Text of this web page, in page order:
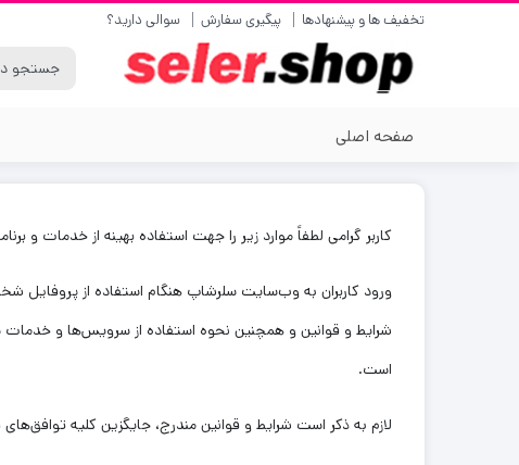
تخفیف ها و پیشنهادها پیگیری سفارش سوالی دارید؟
صفحه اصلی
کاربر گرامی لطفاً موارد زیر را جهت استفاده بهینه از خدمات و
ورود کاربران به وب‏‌سایت سلرشاپ هنگام استفاده از
شرایط و قوانین و همچنین نحوه استفاده از سرویس‌‏ها و
است.
لازم به ذکر است شرایط و قوانین مندرج، جایگزین کلیه